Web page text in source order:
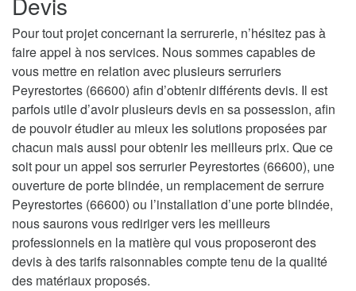
Pour tout projet concernant la serrurerie, n’hésitez pas à
faire appel à nos services. Nous sommes capables de
vous mettre en relation avec plusieurs serruriers
Peyrestortes (66600) afin d’obtenir différents devis. Il est
parfois utile d’avoir plusieurs devis en sa possession, afin
de pouvoir étudier au mieux les solutions proposées par
chacun mais aussi pour obtenir les meilleurs prix. Que ce
soit pour un appel sos serrurier Peyrestortes (66600), une
ouverture de porte blindée, un remplacement de serrure
Peyrestortes (66600) ou l’installation d’une porte blindée,
nous saurons vous rediriger vers les meilleurs
professionnels en la matière qui vous proposeront des
devis à des tarifs raisonnables compte tenu de la qualité
des matériaux proposés.